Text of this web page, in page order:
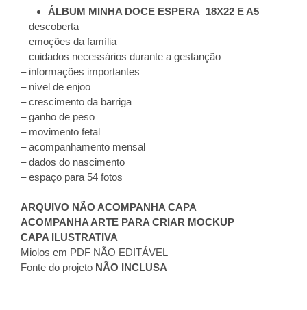
ÁLBUM MINHA DOCE ESPERA 18X22 E A5
– descoberta
– emoções da família
– cuidados necessários durante a gestanção
– informações importantes
– nível de enjoo
– crescimento da barriga
– ganho de peso
– movimento fetal
– acompanhamento mensal
– dados do nascimento
– espaço para 54 fotos
ARQUIVO NÃO ACOMPANHA CAPA
ACOMPANHA ARTE PARA CRIAR MOCKUP
CAPA ILUSTRATIVA
Miolos em PDF NÃO EDITÁVEL
Fonte do projeto NÃO INCLUSA